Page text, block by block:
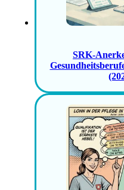
SRK-